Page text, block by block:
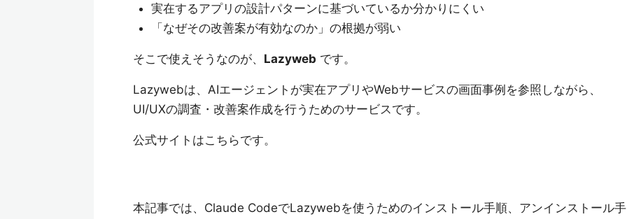
実在するアプリの設計パターンに基づいているか分かりにくい
「なぜその改善案が有効なのか」の根拠が弱い
そこで使えそうなのが、 Lazyweb です。
Lazywebは、AIエージェントが実在アプリやWebサービスの画面事例を参照しながら、
UI/UXの調査・改善案作成を行うためのサービスです。
公式サイトはこちらです。
本記事では、Claude CodeでLazywebを使うためのインストール手順、アンインストール手